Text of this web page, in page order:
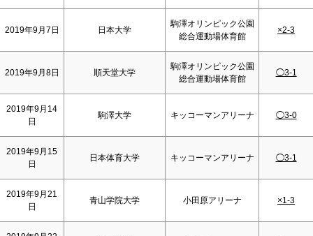
2019年9月7日 日本大学
駒澤オリンピック公園
総合運動場体育館
×2-3
2019年9月8日 順天堂大学
駒澤オリンピック公園
総合運動場体育館
◯3-1
2019年9月14
日
駒澤大学 キッコーマンアリーナ ◯3-0
2019年9月15
日
日本体育大学 キッコーマンアリーナ ◯3-1
2019年9月21
日
青山学院大学 小田原アリーナ ×1-3